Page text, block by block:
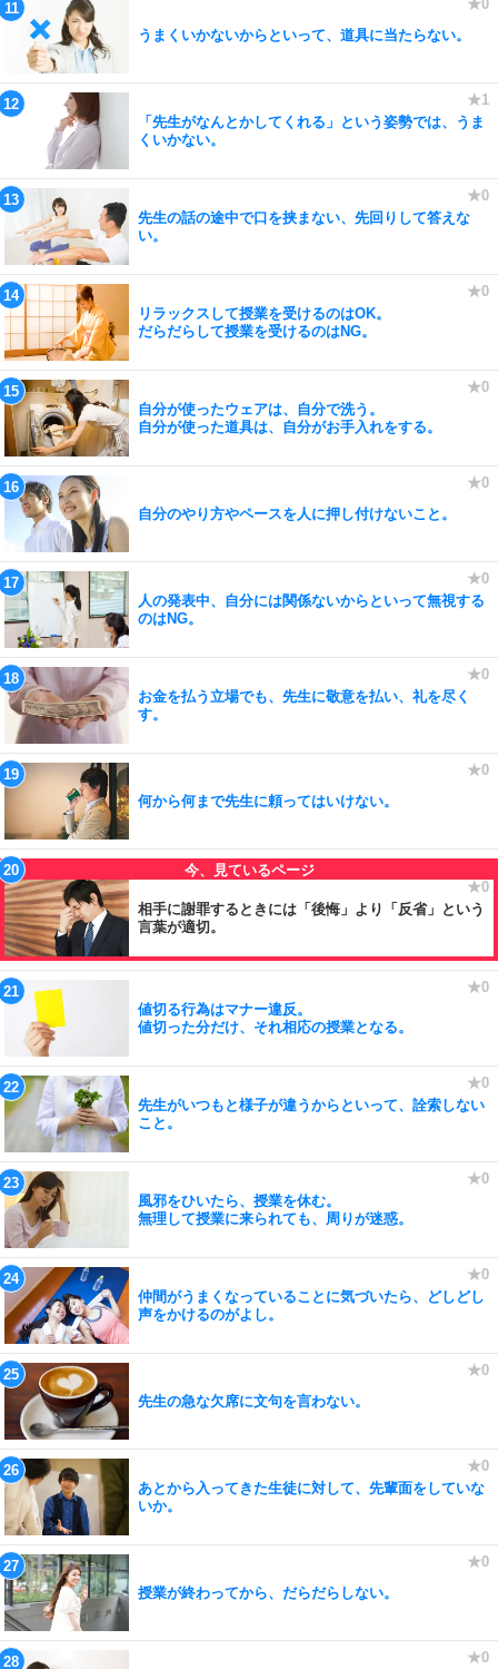
うまくいかないからといって、道具に当たらない。
「先生がなんとかしてくれる」という姿勢では、うま
くいかない。
先生の話の途中で口を挟まない、先回りして答えな
い。
リラックスして授業を受けるのはOK。
だらだらして授業を受けるのはNG。
自分が使ったウェアは、自分で洗う。
自分が使った道具は、自分がお手入れをする。
自分のやり方やペースを人に押し付けないこと。
人の発表中、自分には関係ないからといって無視する
のはNG。
お金を払う立場でも、先生に敬意を払い、礼を尽く
す。
何から何まで先生に頼ってはいけない。
相手に謝罪するときには「後悔」より「反省」という
言葉が適切。
値切る行為はマナー違反。
値切った分だけ、それ相応の授業となる。
先生がいつもと様子が違うからといって、詮索しない
こと。
風邪をひいたら、授業を休む。
無理して授業に来られても、周りが迷惑。
仲間がうまくなっていることに気づいたら、どしどし
声をかけるのがよし。
先生の急な欠席に文句を言わない。
あとから入ってきた生徒に対して、先輩面をしていな
いか。
授業が終わってから、だらだらしない。